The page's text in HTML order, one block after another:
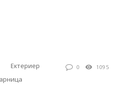
Ектериер
0 1095